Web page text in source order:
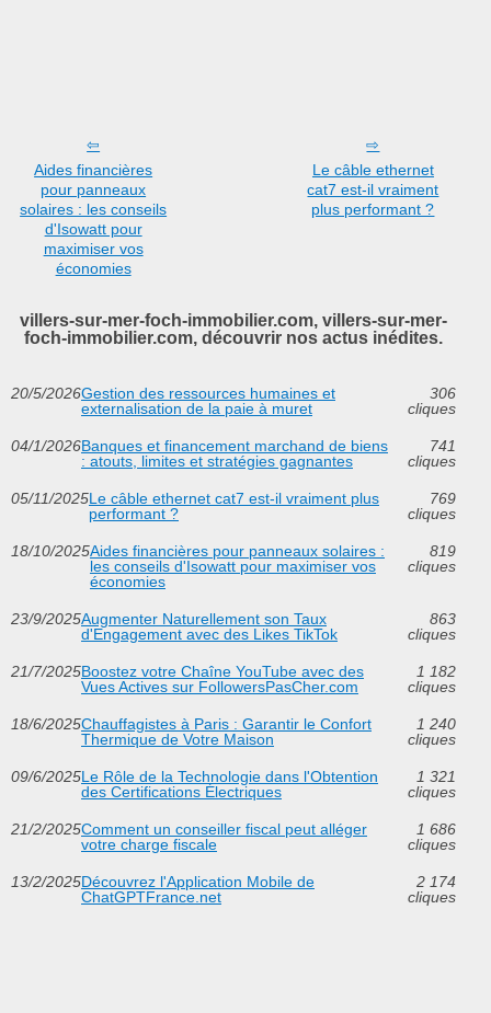
Aides financières
pour panneaux
solaires : les conseils
d'Isowatt pour
maximiser vos
économies
Le câble ethernet
cat7 est-il vraiment
plus performant ?
villers-sur-mer-foch-immobilier.com, villers-sur-mer-
foch-immobilier.com, découvrir nos actus inédites.
20/5/2026Gestion des ressources humaines et
externalisation de la paie à muret
306
cliques
04/1/2026Banques et financement marchand de biens
: atouts, limites et stratégies gagnantes
741
cliques
05/11/2025Le câble ethernet cat7 est-il vraiment plus
performant ?
769
cliques
18/10/2025Aides financières pour panneaux solaires :
les conseils d'Isowatt pour maximiser vos
économies
819
cliques
23/9/2025Augmenter Naturellement son Taux
d'Engagement avec des Likes TikTok
863
cliques
21/7/2025Boostez votre Chaîne YouTube avec des
Vues Actives sur FollowersPasCher.com
1 182
cliques
18/6/2025Chauffagistes à Paris : Garantir le Confort
Thermique de Votre Maison
1 240
cliques
09/6/2025Le Rôle de la Technologie dans l'Obtention
des Certifications Électriques
1 321
cliques
21/2/2025Comment un conseiller fiscal peut alléger
votre charge fiscale
1 686
cliques
13/2/2025Découvrez l'Application Mobile de
ChatGPTFrance.net
2 174
cliques